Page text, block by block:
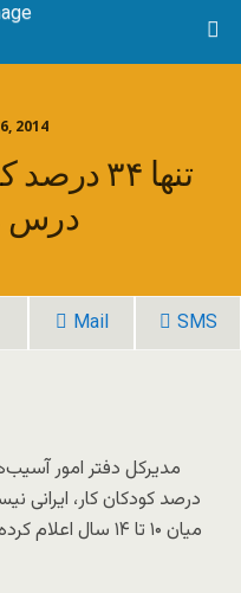
2014
تنها ۳۴
درس
Mail SMS
درصد کودکان کار، ایرانی